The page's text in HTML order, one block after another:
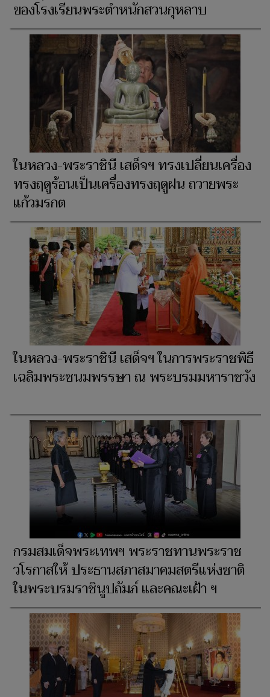
ของโรงเรียนพระตำหนักสวนกุหลาบ
ในหลวง-พระราชินี เสด็จฯ ทรงเปลี่ยนเครื่อง
ทรงฤดูร้อนเป็นเครื่องทรงฤดูฝน ถวายพระ
แก้วมรกต
ในหลวง-พระราชินี เสด็จฯ ในการพระราชพิธี
เฉลิมพระชนมพรรษา ณ พระบรมมหาราชวัง
กรมสมเด็จพระเทพฯ พระราชทานพระราช
วโรกาสให้ ประธานสภาสมาคมสตรีแห่งชาติ
ในพระบรมราชินูปถัมภ์ และคณะเฝ้า ฯ